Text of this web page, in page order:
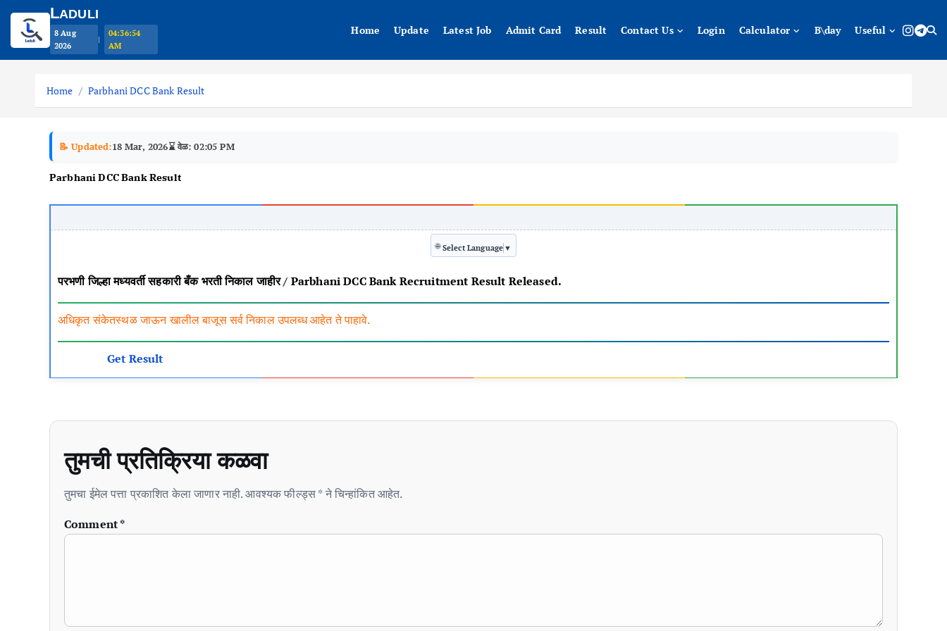
Home Parbhani DCC Bank Result
📝 Updated:18 Mar, 2026⌛ वेळ: 02:05 PM
Parbhani DCC Bank Result
🌐 Select Language ▼
परभणी जिल्हा मध्यवर्ती सहकारी बँक भरती निकाल जाहीर / Parbhani DCC Bank Recruitment Result Released.
अधिकृत संकेतस्थळ जाऊन खालील बाजूस सर्व निकाल उपलब्ध आहेत ते पाहावे.
Get Result
तुमची प्रतिक्रिया कळवा
तुमचा ईमेल पत्ता प्रकाशित केला जाणार नाही. आवश्यक फील्ड्स * ने चिन्हांकित आहेत.
Comment*
LADULI
8 Aug
2026
|
04:36:54
AM
Home Update Latest Job Admit Card Result Contact Us Login Calculator B\day Useful